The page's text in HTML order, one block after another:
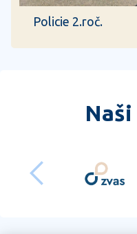
Policie 2.roč.